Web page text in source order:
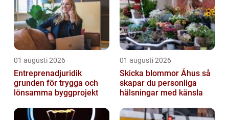
01 augusti 2026
Entreprenadjuridik
grunden för trygga och
lönsamma byggprojekt
01 augusti 2026
Skicka blommor Åhus så
skapar du personliga
hälsningar med känsla